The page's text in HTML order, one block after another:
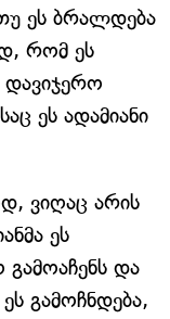
ეს ბრალდება
რომ ეს
ეს ადამიანი
ვიღაც არის
ეს
და
გამოჩნდება,